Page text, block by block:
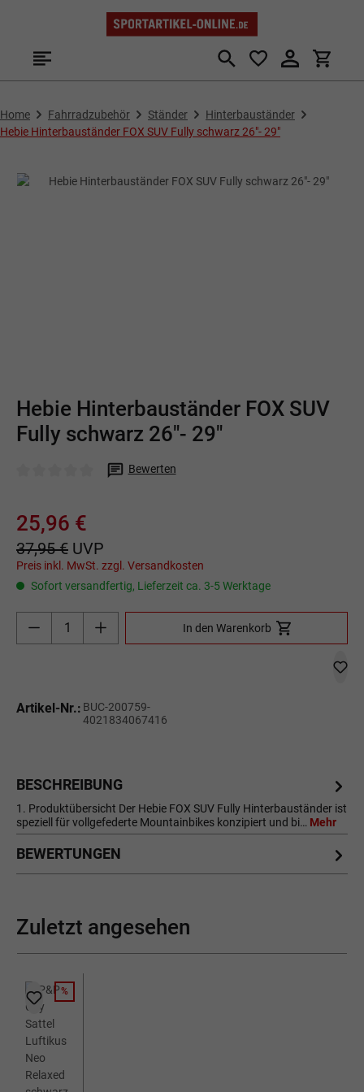
Zum Hauptinhalt springen
Home Fahrradzubehör Ständer
Hinterbauständer
Hebie Hinterbauständer FOX SUV Fully schwarz 26"- 29"
Hebie Hinterbauständer FOX SUV
Fully schwarz 26"- 29"
Bewerten
25,96 €
37,95 € UVP
Preis inkl. MwSt. zzgl. Versandkosten
Sofort versandfertig, Lieferzeit ca. 3-5 Werktage
Produkt Anzahl: Gib den gewünschten Wert
In den Warenkorb
Artikel-Nr.: BUC-200759-
4021834067416
BESCHREIBUNG
1. Produktübersicht Der Hebie FOX SUV Fully Hinterbauständer ist
speziell für vollgefederte Mountainbikes konzipiert und bi… Mehr
BEWERTUNGEN
Zuletzt angesehen
RABATT
%